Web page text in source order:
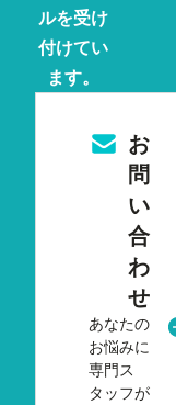
ルを受け
付けてい
ます。
お
問
い
合
わ
せ
あなたの
お悩みに
専門ス
タッフが